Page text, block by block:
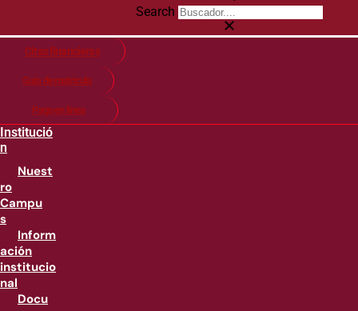
Search
Citas financieras
Guía de matricula
Pago en línea
Institució
n
Nuest
ro
Campu
s
Inform
ación
institucio
nal
Docu